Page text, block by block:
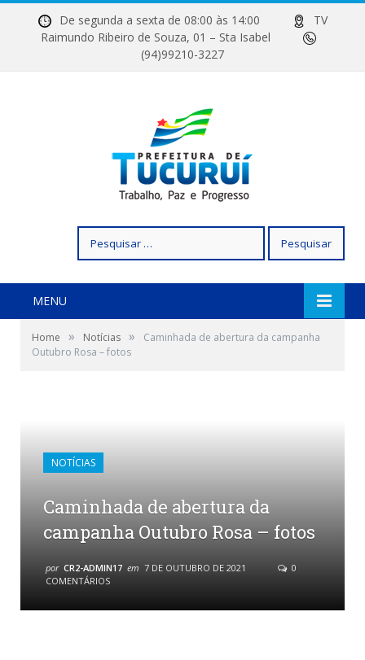
De segunda a sexta de 08:00 às 14:00
TV
Raimundo Ribeiro de Souza, 01 – Sta Isabel
(94)99210-3227
por:
MENU
Home » Notícias »
Caminhada de abertura da campanha
Outubro Rosa – fotos
NOTÍCIAS
Caminhada de abertura da
campanha Outubro Rosa – fotos
por CR2-ADMIN17 em 7 DE OUTUBRO DE 2021
0
COMENTÁRIOS